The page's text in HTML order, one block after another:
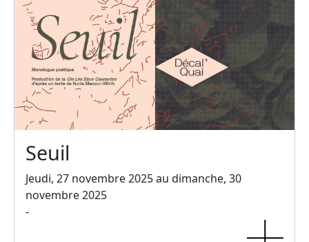
Seuil
Jeudi, 27 novembre 2025 au dimanche, 30
novembre 2025
-